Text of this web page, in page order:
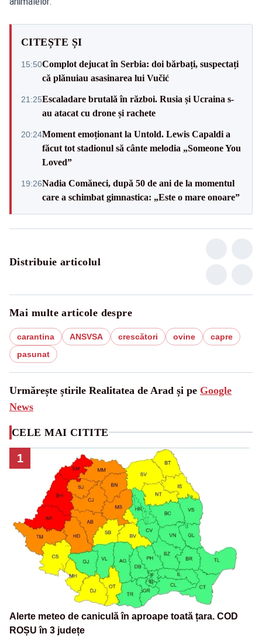
CITEȘTE ȘI
15:50Complot dejucat în Serbia: doi bărbați, suspectați
că plănuiau asasinarea lui Vučić
21:25Escaladare brutală în război. Rusia și Ucraina s-
au atacat cu drone și rachete
20:24Moment emoționant la Untold. Lewis Capaldi a
făcut tot stadionul să cânte melodia „Someone You
Loved”
19:26Nadia Comăneci, după 50 de ani de la momentul
care a schimbat gimnastica: „Este o mare onoare”
Distribuie articolul
Mai multe articole despre
carantina ANSVSA crescători ovine
capre
pasunat
Urmărește știrile Realitatea de Arad și pe Google
News
CELE MAI CITITE
1
Alerte meteo de caniculă în aproape toată țara. COD
ROȘU în 3 județe